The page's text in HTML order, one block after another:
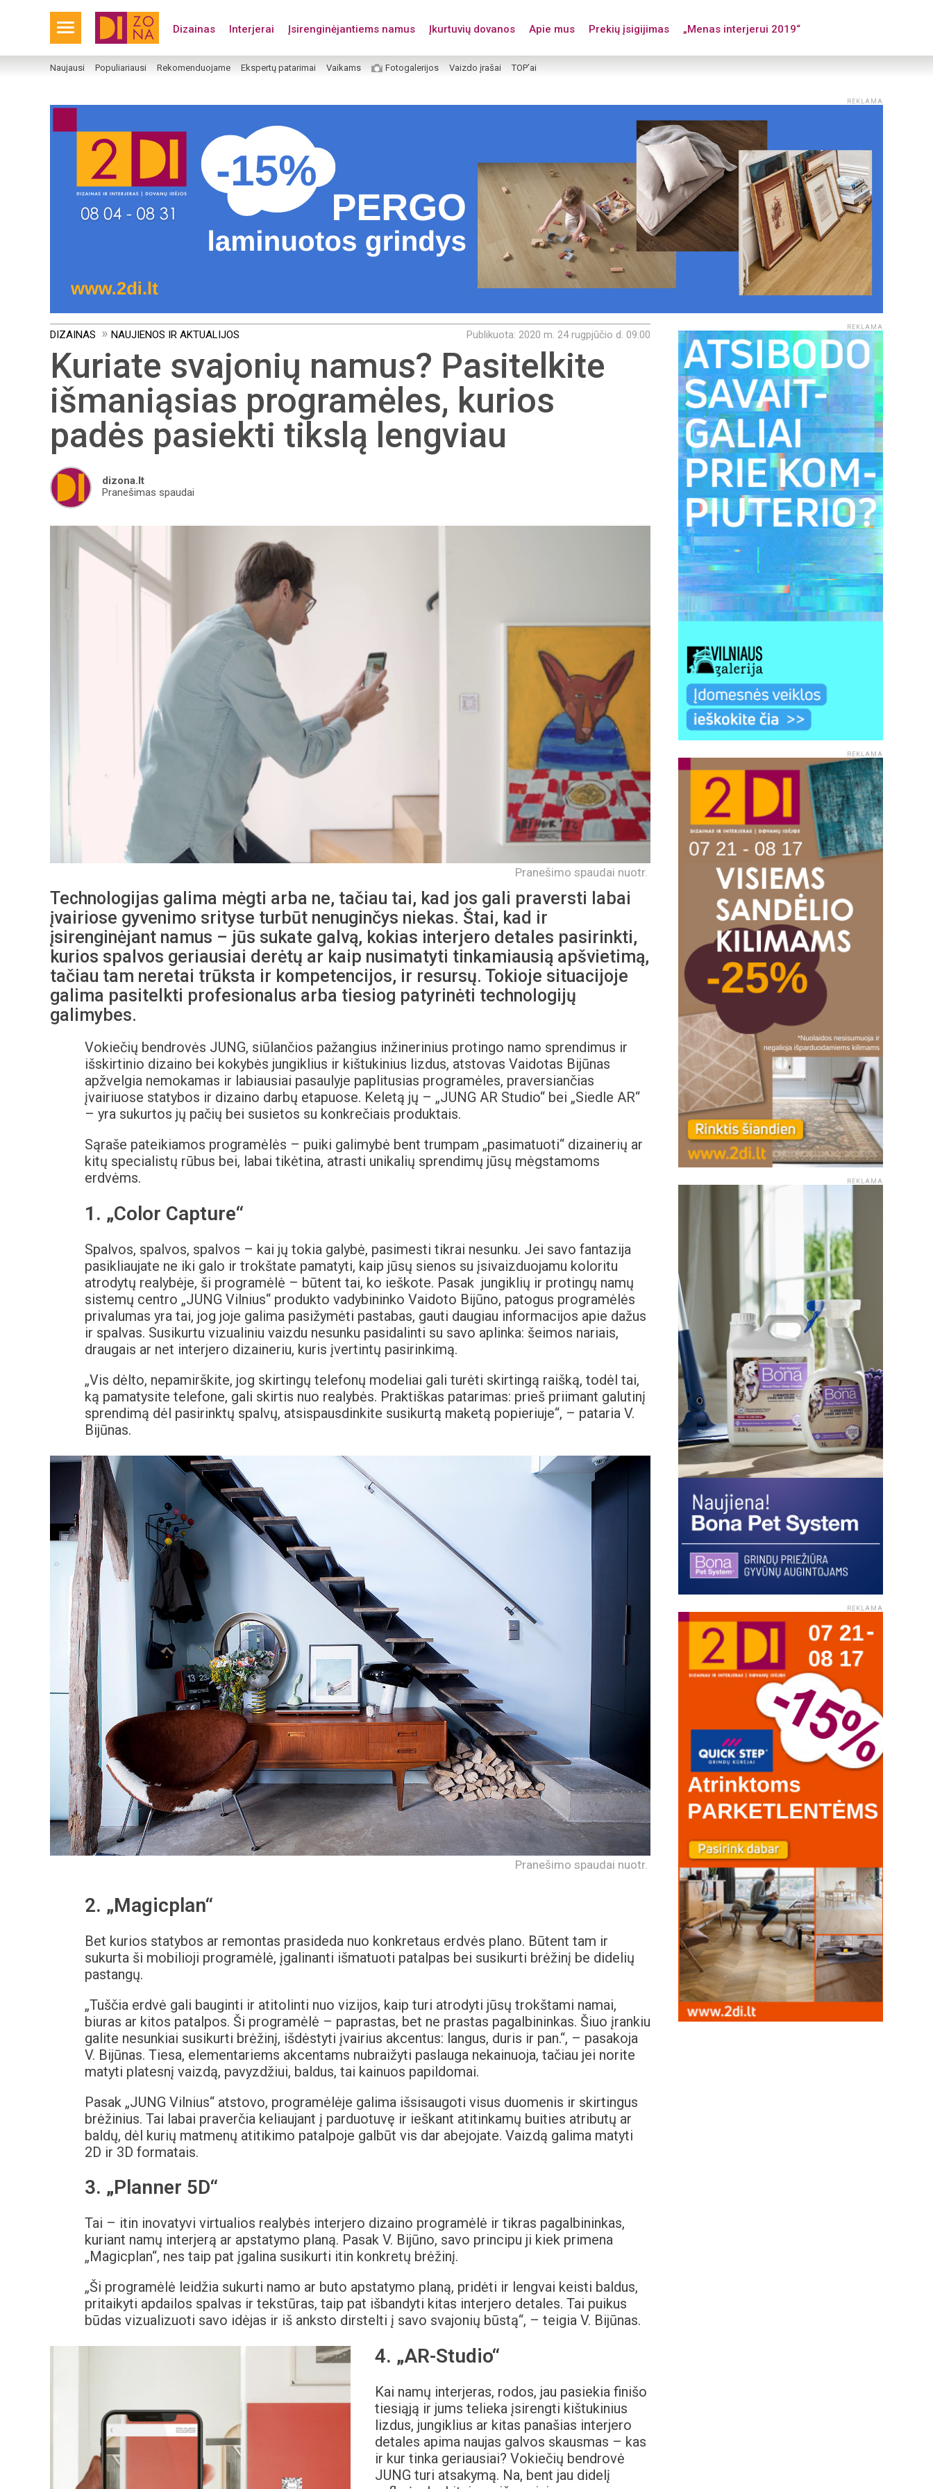
Dizainas Interjerai Įsirenginėjantiems namus Įkurtuvių dovanos Apie mus Prekių įsigijimas „Menas interjerui 2019“
Naujausi Populiariausi Rekomenduojame Ekspertų patarimai Vaikams Fotogalerijos Vaizdo įrašai TOP’ai
REKLAMA
DIZAINAS NAUJIENOS IR AKTUALIJOS Publikuota: 2020 m. 24 rugpjūčio d. 09:00
Kuriate svajonių namus? Pasitelkite
išmaniąsias programėles, kurios
padės pasiekti tikslą lengviau
dizona.lt
Pranešimas spaudai
Pranešimo spaudai nuotr.
Technologijas galima mėgti arba ne, tačiau tai, kad jos gali praversti labai
įvairiose gyvenimo srityse turbūt nenuginčys niekas. Štai, kad ir
įsirenginėjant namus – jūs sukate galvą, kokias interjero detales pasirinkti,
kurios spalvos geriausiai derėtų ar kaip nusimatyti tinkamiausią apšvietimą,
tačiau tam neretai trūksta ir kompetencijos, ir resursų. Tokioje situacijoje
galima pasitelkti profesionalus arba tiesiog patyrinėti technologijų
galimybes.
Vokiečių bendrovės JUNG, siūlančios pažangius inžinerinius protingo namo sprendimus ir
išskirtinio dizaino bei kokybės jungiklius ir kištukinius lizdus, atstovas Vaidotas Bijūnas
apžvelgia nemokamas ir labiausiai pasaulyje paplitusias programėles, praversiančias
įvairiuose statybos ir dizaino darbų etapuose. Keletą jų – „JUNG AR Studio“ bei „Siedle AR“
– yra sukurtos jų pačių bei susietos su konkrečiais produktais.
Sąraše pateikiamos programėlės – puiki galimybė bent trumpam „pasimatuoti“ dizainerių ar
kitų specialistų rūbus bei, labai tikėtina, atrasti unikalių sprendimų jūsų mėgstamoms
erdvėms.
1. „Color Capture“
Spalvos, spalvos, spalvos – kai jų tokia galybė, pasimesti tikrai nesunku. Jei savo fantazija
pasikliaujate ne iki galo ir trokštate pamatyti, kaip jūsų sienos su įsivaizduojamu koloritu
atrodytų realybėje, ši programėlė – būtent tai, ko ieškote. Pasak jungiklių ir protingų namų
sistemų centro „JUNG Vilnius“ produkto vadybininko Vaidoto Bijūno, patogus programėlės
privalumas yra tai, jog joje galima pasižymėti pastabas, gauti daugiau informacijos apie dažus
ir spalvas. Susikurtu vizualiniu vaizdu nesunku pasidalinti su savo aplinka: šeimos nariais,
draugais ar net interjero dizaineriu, kuris įvertintų pasirinkimą.
„Vis dėlto, nepamirškite, jog skirtingų telefonų modeliai gali turėti skirtingą raišką, todėl tai,
ką pamatysite telefone, gali skirtis nuo realybės. Praktiškas patarimas: prieš priimant galutinį
sprendimą dėl pasirinktų spalvų, atsispausdinkite susikurtą maketą popieriuje“, – pataria V.
Bijūnas.
Pranešimo spaudai nuotr.
2. „Magicplan“
Bet kurios statybos ar remontas prasideda nuo konkretaus erdvės plano. Būtent tam ir
sukurta ši mobilioji programėlė, įgalinanti išmatuoti patalpas bei susikurti brėžinį be didelių
pastangų.
„Tuščia erdvė gali bauginti ir atitolinti nuo vizijos, kaip turi atrodyti jūsų trokštami namai,
biuras ar kitos patalpos. Ši programėlė – paprastas, bet ne prastas pagalbininkas. Šiuo įrankiu
galite nesunkiai susikurti brėžinį, išdėstyti įvairius akcentus: langus, duris ir pan.“, – pasakoja
V. Bijūnas. Tiesa, elementariems akcentams nubraižyti paslauga nekainuoja, tačiau jei norite
matyti platesnį vaizdą, pavyzdžiui, baldus, tai kainuos papildomai.
Pasak „JUNG Vilnius“ atstovo, programėlėje galima išsisaugoti visus duomenis ir skirtingus
brėžinius. Tai labai praverčia keliaujant į parduotuvę ir ieškant atitinkamų buities atributų ar
baldų, dėl kurių matmenų atitikimo patalpoje galbūt vis dar abejojate. Vaizdą galima matyti
2D ir 3D formatais.
3. „Planner 5D“
Tai – itin inovatyvi virtualios realybės interjero dizaino programėlė ir tikras pagalbininkas,
kuriant namų interjerą ar apstatymo planą. Pasak V. Bijūno, savo principu ji kiek primena
„Magicplan“, nes taip pat įgalina susikurti itin konkretų brėžinį.
„Ši programėlė leidžia sukurti namo ar buto apstatymo planą, pridėti ir lengvai keisti baldus,
pritaikyti apdailos spalvas ir tekstūras, taip pat išbandyti kitas interjero detales. Tai puikus
būdas vizualizuoti savo idėjas ir iš anksto dirstelti į savo svajonių būstą“, – teigia V. Bijūnas.
4. „AR-Studio“
Kai namų interjeras, rodos, jau pasiekia finišo
tiesiąją ir jums telieka įsirengti kištukinius
lizdus, jungiklius ar kitas panašias interjero
detales apima naujas galvos skausmas – kas
ir kur tinka geriausiai? Vokiečių bendrovė
JUNG turi atsakymą. Na, bent jau didelį
REKLAMA
REKLAMA
REKLAMA
REKLAMA